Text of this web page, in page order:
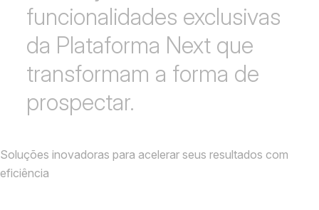
funcionalidades exclusivas
da Plataforma Next que
transformam a forma de
prospectar.
Soluções inovadoras para acelerar seus resultados com
eficiência